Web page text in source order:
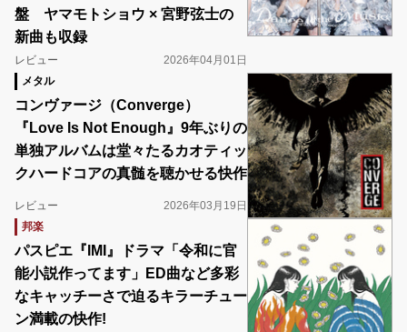
盤 ヤマモトショウ × 宮野弦士の
新曲も収録
レビュー
2026年04月01日
メタル
コンヴァージ（Converge）
『Love Is Not Enough』9年ぶりの
単独アルバムは堂々たるカオティッ
クハードコアの真髄を聴かせる快作
レビュー
2026年03月19日
邦楽
パスピエ『IMI』ドラマ「令和に官
能小説作ってます」ED曲など多彩
なキャッチーさで迫るキラーチュー
ン満載の快作!